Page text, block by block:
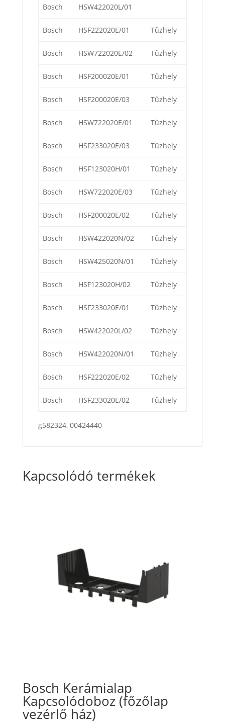
Bosch HSW422020L/01
Bosch HSF222020E/01 Tűzhely
Bosch HSW722020E/02 Tűzhely
Bosch HSF200020E/01 Tűzhely
Bosch HSF200020E/03 Tűzhely
Bosch HSW722020E/01 Tűzhely
Bosch HSF233020E/03 Tűzhely
Bosch HSF123020H/01 Tűzhely
Bosch HSW722020E/03 Tűzhely
Bosch HSF200020E/02 Tűzhely
Bosch HSW422020N/02 Tűzhely
Bosch HSW425020N/01 Tűzhely
Bosch HSF123020H/02 Tűzhely
Bosch HSF233020E/01 Tűzhely
Bosch HSW422020L/02 Tűzhely
Bosch HSW422020N/01 Tűzhely
Bosch HSF222020E/02 Tűzhely
Bosch HSF233020E/02 Tűzhely
g582324, 00424440
Kapcsolódó termékek
Bosch Kerámialap
Kapcsolódoboz (főzőlap
vezérlő ház)